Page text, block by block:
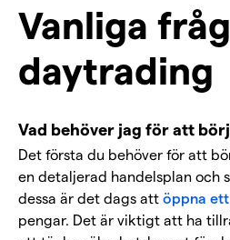
Vanliga
daytrading
Vad behöver jag för att
Det första du behöver för att
en detaljerad handelsplan och
dessa är det dags att öppna
pengar. Det är viktigt att ha